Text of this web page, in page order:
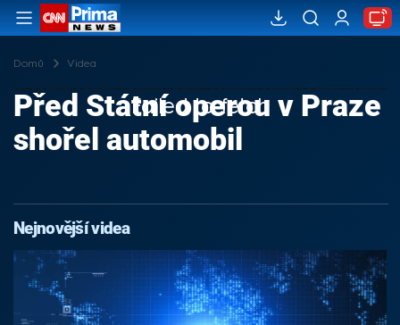
Domů Videa
Failed to fetch
Před Státní operou v Praze
shořel automobil
Nejnovější videa